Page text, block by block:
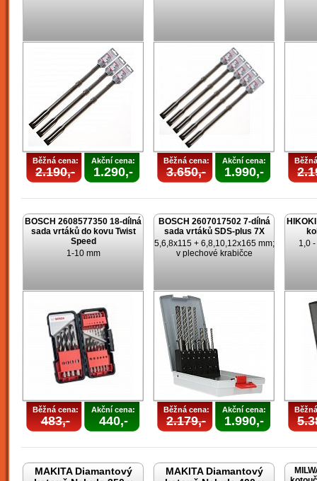
Běžná cena:
2.190,-
Akční cena:
1.290,-
Běžná cena:
3.650,-
Akční cena:
1.990,-
BOSCH 2608577350 18-dílná
sada vrtáků do kovu Twist
Speed
1-10 mm
Běžná cena:
483,-
Akční cena:
440,-
BOSCH 2607017502 7-dílná
sada vrtáků SDS-plus 7X
5,6,8x115 + 6,8,10,12x165 mm;
v plechové krabičce
Běžná cena:
2.179,-
Akční cena:
1.990,-
1,0
MAKITA Diamantový
MAKITA Diamantový